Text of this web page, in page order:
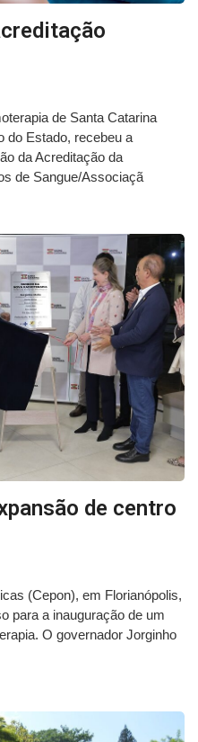
de Santa Catarina
do Estado, recebeu a
da Acreditação da
de Sangue/Associaçã
de centro
(Cepon), em Florianópolis,
para a inauguração de um
O governador Jorginho